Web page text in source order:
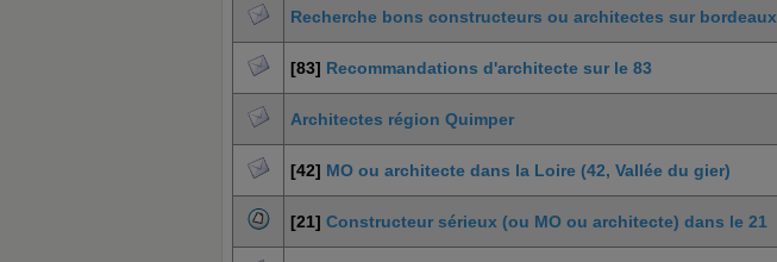
Recherche bons constructeurs ou architectes sur bordeaux
[83] Recommandations d'architecte sur le 83
Architectes région Quimper
[42] MO ou architecte dans la Loire (42, Vallée du gier)
[21] Constructeur sérieux (ou MO ou architecte) dans le 21